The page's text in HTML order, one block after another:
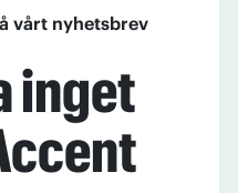
inte stå i vägen för
för medicinsk
strikta regler för
vårt nyhetsbrev
inget